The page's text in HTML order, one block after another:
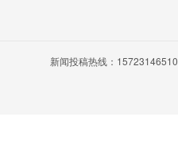
新闻投稿热线：15723146510